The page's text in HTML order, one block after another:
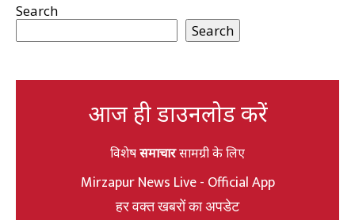
Search
Search
आज ही डाउनलोड करें
विशेषसमाचारसामग्री के लिए
Mirzapur News Live - Official App
हर वक्त खबरों का अपडेट